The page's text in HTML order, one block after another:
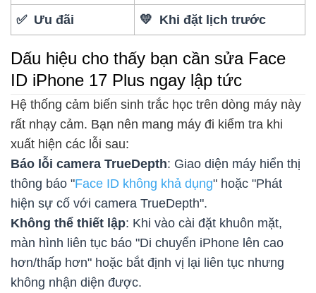
✅ Ưu đãi 💛 Khi đặt lịch trước
Dấu hiệu cho thấy bạn cần sửa Face
ID iPhone 17 Plus ngay lập tức
Hệ thống cảm biến sinh trắc học trên dòng máy này
rất nhạy cảm. Bạn nên mang máy đi kiểm tra khi
xuất hiện các lỗi sau:
Báo lỗi camera TrueDepth: Giao diện máy hiển thị
thông báo "Face ID không khả dụng" hoặc "Phát
hiện sự cố với camera TrueDepth".
Không thể thiết lập: Khi vào cài đặt khuôn mặt,
màn hình liên tục báo "Di chuyển iPhone lên cao
hơn/thấp hơn" hoặc bắt định vị lại liên tục nhưng
không nhận diện được.